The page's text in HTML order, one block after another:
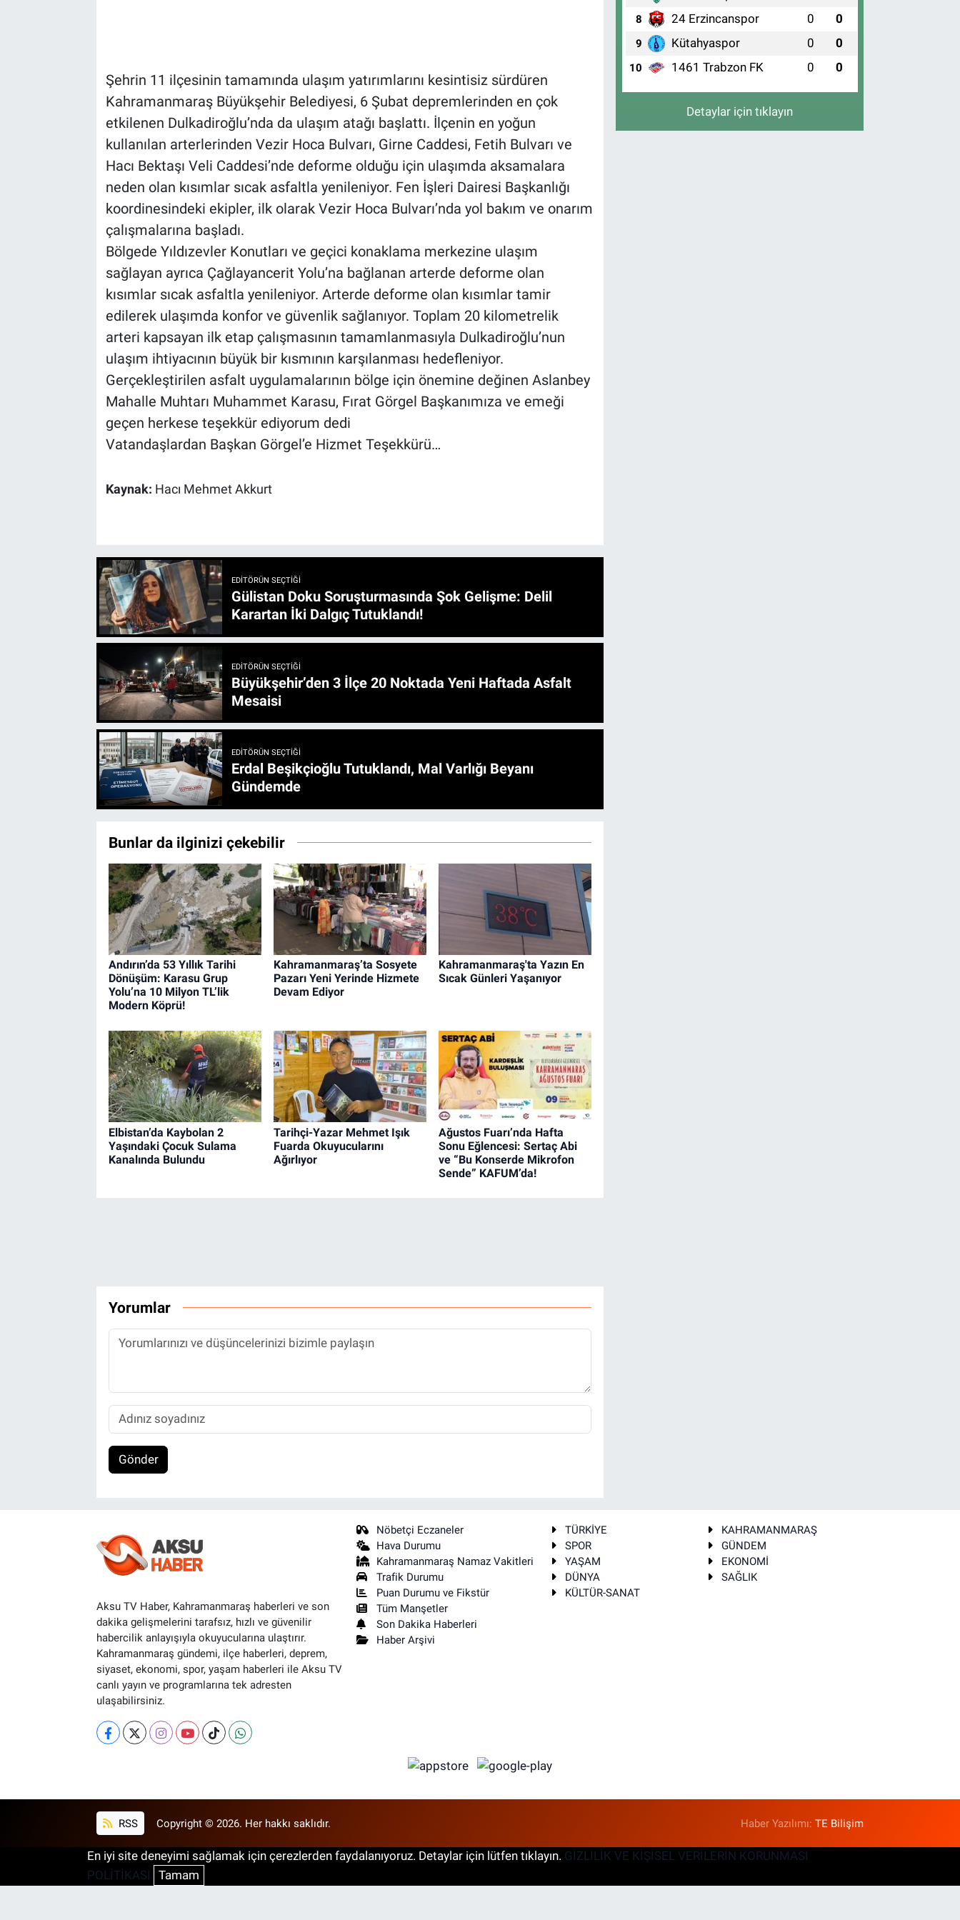
Şehrin 11 ilçesinin tamamında ulaşım yatırımlarını kesintisiz sürdüren
Kahramanmaraş Büyükşehir Belediyesi, 6 Şubat depremlerinden en çok
etkilenen Dulkadiroğlu’nda da ulaşım atağı başlattı. İlçenin en yoğun
kullanılan arterlerinden Vezir Hoca Bulvarı, Girne Caddesi, Fetih Bulvarı ve
Hacı Bektaşı Veli Caddesi’nde deforme olduğu için ulaşımda aksamalara
neden olan kısımlar sıcak asfaltla yenileniyor. Fen İşleri Dairesi Başkanlığı
koordinesindeki ekipler, ilk olarak Vezir Hoca Bulvarı’nda yol bakım ve onarım
çalışmalarına başladı.
Bölgede Yıldızevler Konutları ve geçici konaklama merkezine ulaşım
sağlayan ayrıca Çağlayancerit Yolu’na bağlanan arterde deforme olan
kısımlar sıcak asfaltla yenileniyor. Arterde deforme olan kısımlar tamir
edilerek ulaşımda konfor ve güvenlik sağlanıyor. Toplam 20 kilometrelik
arteri kapsayan ilk etap çalışmasının tamamlanmasıyla Dulkadiroğlu’nun
ulaşım ihtiyacının büyük bir kısmının karşılanması hedefleniyor.
Gerçekleştirilen asfalt uygulamalarının bölge için önemine değinen Aslanbey
Mahalle Muhtarı Muhammet Karasu, Fırat Görgel Başkanımıza ve emeği
geçen herkese teşekkür ediyorum dedi
Vatandaşlardan Başkan Görgel’e Hizmet Teşekkürü…
Kaynak: Hacı Mehmet Akkurt
EDITÖRÜN SEÇTIĞI
Gülistan Doku Soruşturmasında Şok Gelişme: Delil
Karartan İki Dalgıç Tutuklandı!
EDITÖRÜN SEÇTIĞI
Büyükşehir’den 3 İlçe 20 Noktada Yeni Haftada Asfalt
Mesaisi
EDITÖRÜN SEÇTIĞI
Erdal Beşikçioğlu Tutuklandı, Mal Varlığı Beyanı
Gündemde
Bunlar da ilginizi çekebilir
Andırın’da 53 Yıllık Tarihi
Dönüşüm: Karasu Grup
Yolu’na 10 Milyon TL’lik
Modern Köprü!
Kahramanmaraş’ta Sosyete
Pazarı Yeni Yerinde Hizmete
Devam Ediyor
Kahramanmaraş'ta Yazın En
Sıcak Günleri Yaşanıyor
Elbistan’da Kaybolan 2
Yaşındaki Çocuk Sulama
Kanalında Bulundu
Tarihçi-Yazar Mehmet Işık
Fuarda Okuyucularını
Ağırlıyor
Ağustos Fuarı’nda Hafta
Sonu Eğlencesi: Sertaç Abi
ve “Bu Konserde Mikrofon
Sende” KAFUM’da!
Yorumlar
Gönder
8 24 Erzincanspor 0 0
9 Kütahyaspor 0 0
10 1461 Trabzon FK 0 0
Detaylar için tıklayın
Aksu TV Haber, Kahramanmaraş haberleri ve son
dakika gelişmelerini tarafsız, hızlı ve güvenilir
habercilik anlayışıyla okuyucularına ulaştırır.
Kahramanmaraş gündemi, ilçe haberleri, deprem,
siyaset, ekonomi, spor, yaşam haberleri ile Aksu TV
canlı yayın ve programlarına tek adresten
ulaşabilirsiniz.
Nöbetçi Eczaneler
Hava Durumu
Kahramanmaraş Namaz Vakitleri
Trafik Durumu
Puan Durumu ve Fikstür
Tüm Manşetler
Son Dakika Haberleri
Haber Arşivi
TÜRKİYE
KAHRAMANMARAŞ
SPOR
GÜNDEM
YAŞAM
EKONOMİ
DÜNYA
SAĞLIK
KÜLTÜR-SANAT
RSS Copyright © 2026. Her hakkı saklıdır. Haber Yazılımı:TE Bilişim
En iyi site deneyimi sağlamak için çerezlerden faydalanıyoruz. Detaylar için lütfen tıklayın. GİZLİLİK VE KİŞİSEL VERİLERİN KORUNMASI
POLİTİKASI
Tamam